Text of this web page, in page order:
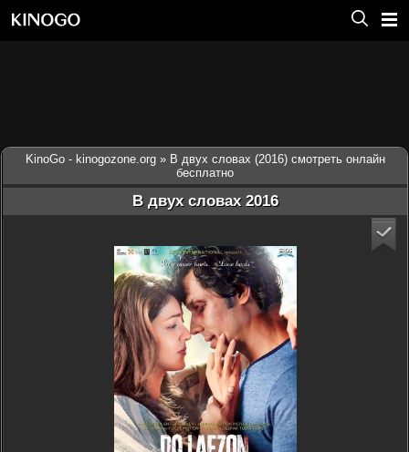
KinoGo - kinogozone.org » В двух словах (2016) смотреть онлайн
бесплатно
В двух словах 2016